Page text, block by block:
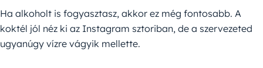
Ha alkoholt is fogyasztasz, akkor ez még fontosabb. A
koktél jól néz ki az Instagram sztoriban, de a szervezeted
ugyanúgy vízre vágyik mellette.